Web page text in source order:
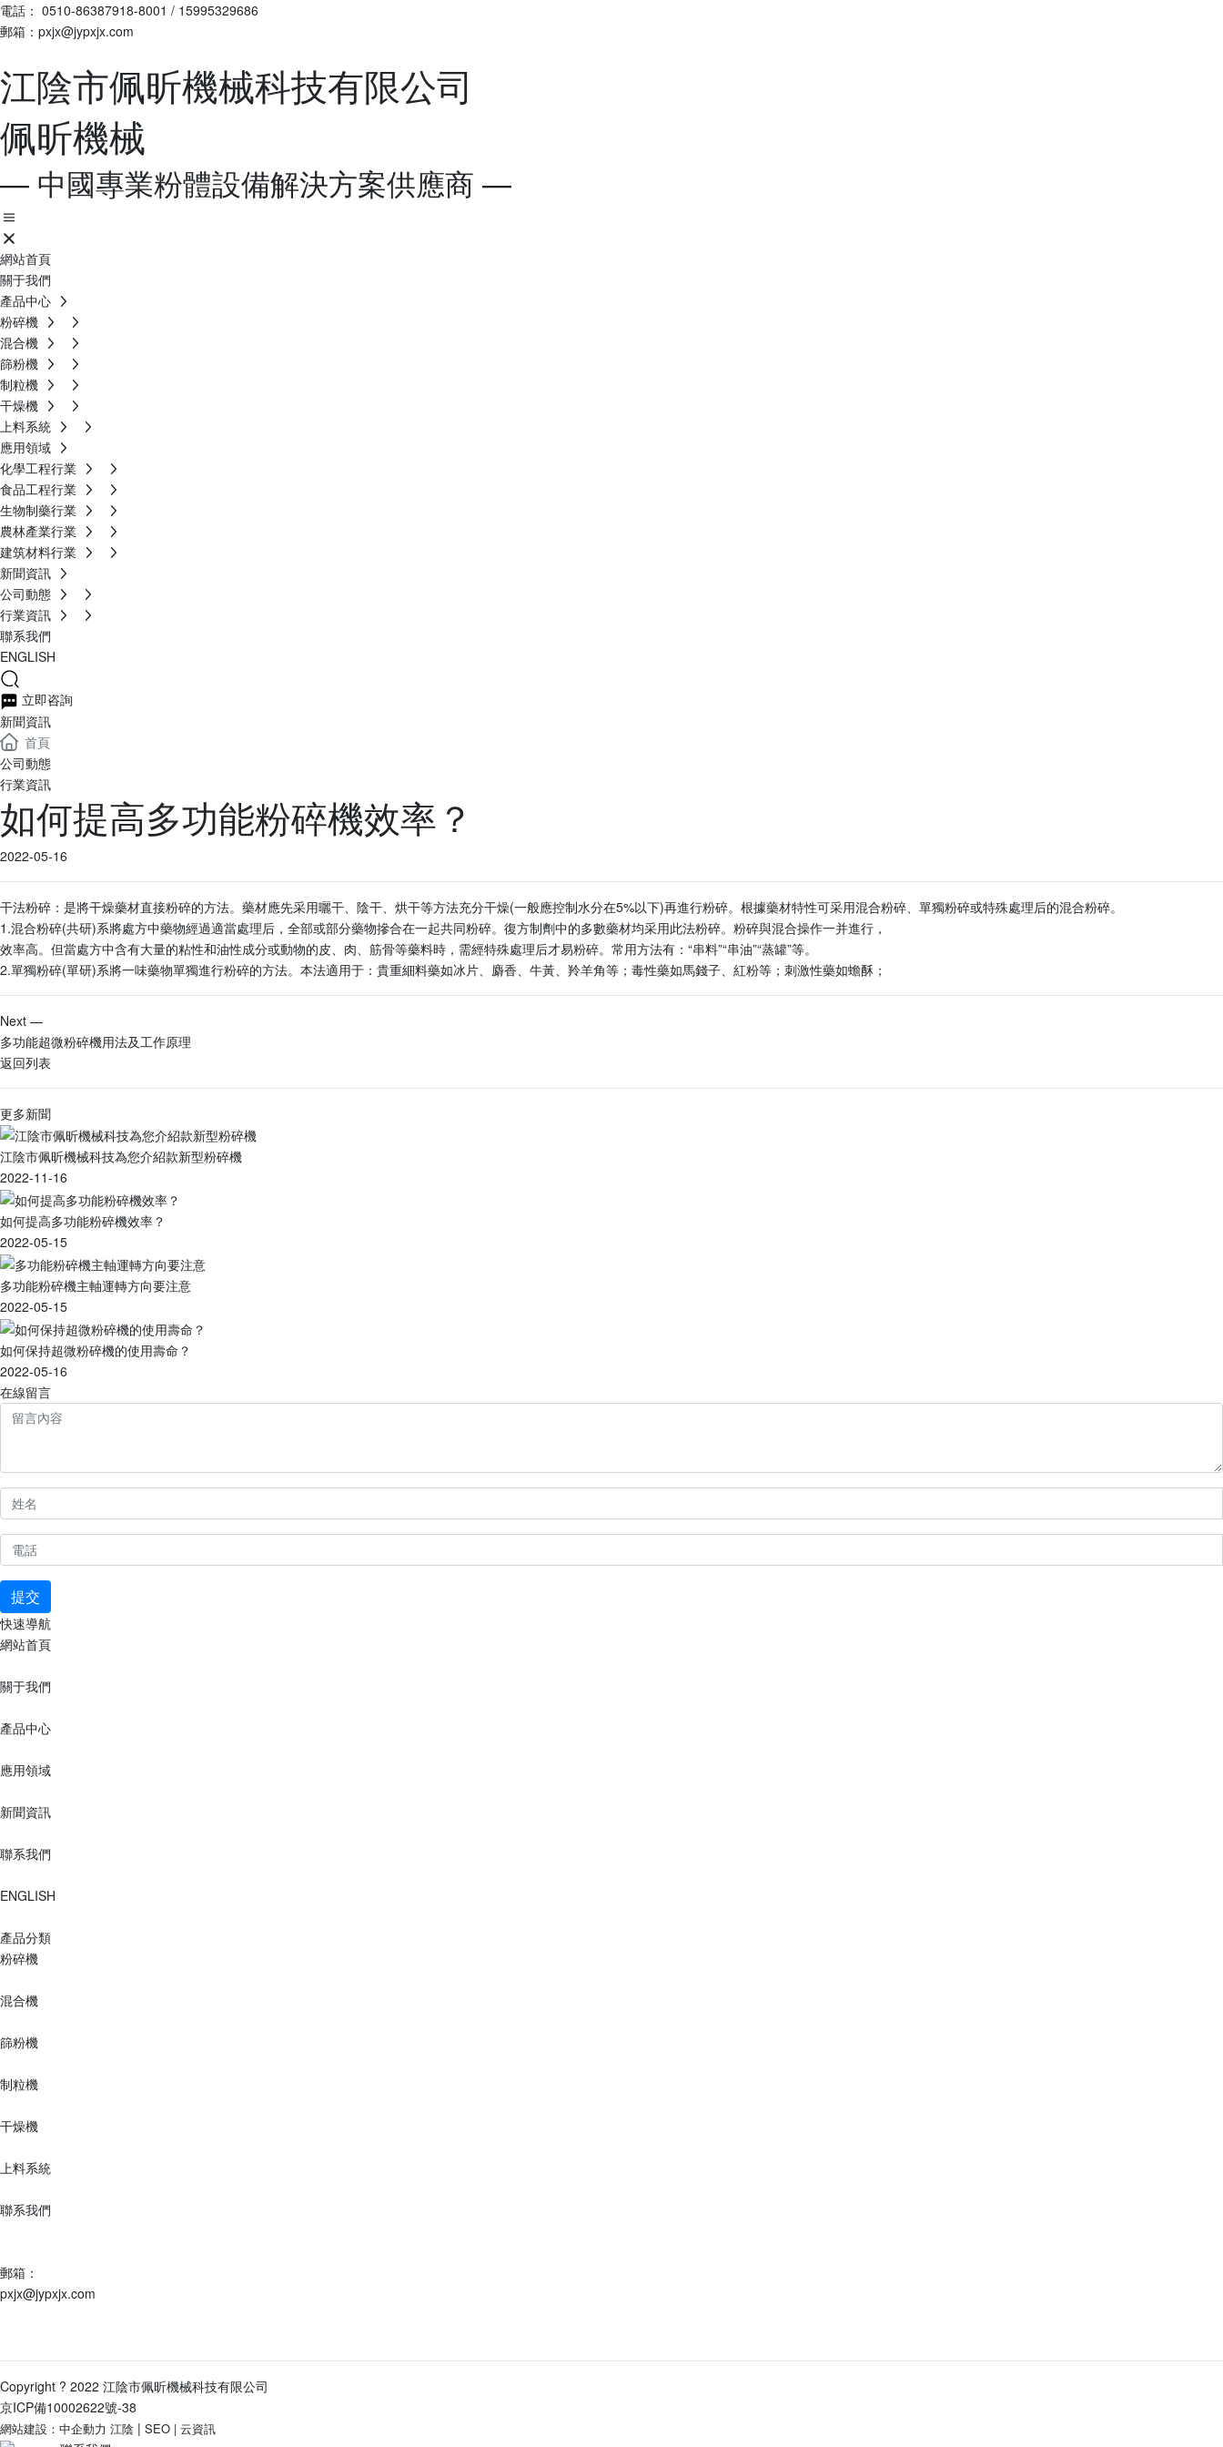
電話： 0510-86387918-8001 / 15995329686
郵箱：pxjx@jypxjx.com
江陰市佩昕機械科技有限公司
佩昕機械
— 中國專業粉體設備解決方案供應商 —
網站首頁
關于我們
產品中心
粉碎機
混合機
篩粉機
制粒機
干燥機
上料系統
應用領域
化學工程行業
食品工程行業
生物制藥行業
農林產業行業
建筑材料行業
新聞資訊
公司動態
行業資訊
聯系我們
ENGLISH
立即咨詢
新聞資訊
首頁
公司動態
行業資訊
如何提高多功能粉碎機效率？
2022-05-16
干法粉碎：是將干燥藥材直接粉碎的方法。藥材應先采用曬干、陰干、烘干等方法充分干燥(一般應控制水分在5%以下)再進行粉碎。根據藥材特性可采用混合粉碎、單獨粉碎或特殊處理后的混合粉碎。
1.混合粉碎(共研)系將處方中藥物經過適當處理后，全部或部分藥物摻合在一起共同粉碎。復方制劑中的多數藥材均采用此法粉碎。粉碎與混合操作一并進行，
效率高。但當處方中含有大量的粘性和油性成分或動物的皮、肉、筋骨等藥料時，需經特殊處理后才易粉碎。常用方法有：“串料”“串油”“蒸罐”等。
2.單獨粉碎(單研)系將一味藥物單獨進行粉碎的方法。本法適用于：貴重細料藥如冰片、麝香、牛黃、羚羊角等；毒性藥如馬錢子、紅粉等；刺激性藥如蟾酥；
Next —
多功能超微粉碎機用法及工作原理
返回列表
更多新聞
江陰市佩昕機械科技為您介紹款新型粉碎機
2022-11-16
如何提高多功能粉碎機效率？
2022-05-15
多功能粉碎機主軸運轉方向要注意
2022-05-15
如何保持超微粉碎機的使用壽命？
2022-05-16
在線留言
提交
快速導航
網站首頁
關于我們
產品中心
應用領域
新聞資訊
聯系我們
ENGLISH
產品分類
粉碎機
混合機
篩粉機
制粒機
干燥機
上料系統
聯系我們
郵箱：
pxjx@jypxjx.com
Copyright ? 2022 江陰市佩昕機械科技有限公司
京ICP備10002622號-38
網站建設：中企動力 江陰 | SEO | 云資訊